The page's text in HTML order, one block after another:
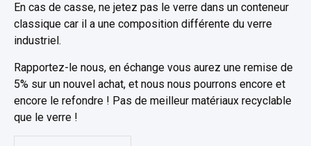
En cas de casse, ne jetez pas le verre dans un conteneur
classique car il a une composition différente du verre
industriel.
Rapportez-le nous, en échange vous aurez une remise de
5% sur un nouvel achat, et nous nous pourrons encore et
encore le refondre ! Pas de meilleur matériaux recyclable
que le verre !